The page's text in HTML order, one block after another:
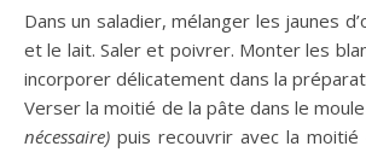
Dans un saladier, mélanger les jaunes
et le lait. Saler et poivrer. Monter les
incorporer délicatement dans la
Verser la moitié de la pâte dans le moule
nécessaire) puis recouvrir avec la